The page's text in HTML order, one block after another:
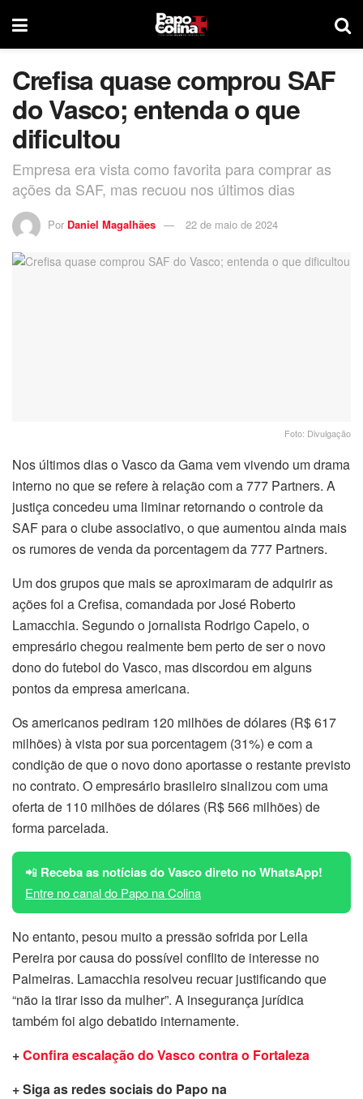
Crefisa quase comprou SAF
do Vasco; entenda o que
dificultou
Empresa era vista como favorita para comprar as
ações da SAF, mas recuou nos últimos dias
Por Daniel Magalhães 22 de maio de 2024
Foto: Divulgação
Nos últimos dias o Vasco da Gama vem vivendo um drama
interno no que se refere à relação com a 777 Partners. A
justiça concedeu uma liminar retornando o controle da
SAF para o clube associativo, o que aumentou ainda mais
os rumores de venda da porcentagem da 777 Partners.
Um dos grupos que mais se aproximaram de adquirir as
ações foi a Crefisa, comandada por José Roberto
Lamacchia. Segundo o jornalista Rodrigo Capelo, o
empresário chegou realmente bem perto de ser o novo
dono do futebol do Vasco, mas discordou em alguns
pontos da empresa americana.
Os americanos pediram 120 milhões de dólares (R$ 617
milhões) à vista por sua porcentagem (31%) e com a
condição de que o novo dono aportasse o restante previsto
no contrato. O empresário brasileiro sinalizou com uma
oferta de 110 milhões de dólares (R$ 566 milhões) de
forma parcelada.
📲 Receba as notícias do Vasco direto no WhatsApp!
Entre no canal do Papo na Colina
No entanto, pesou muito a pressão sofrida por Leila
Pereira por causa do possível conflito de interesse no
Palmeiras. Lamacchia resolveu recuar justificando que
“não ia tirar isso da mulher”. A insegurança jurídica
também foi algo debatido internamente.
+Confira escalação do Vasco contra o Fortaleza
+ Siga as redes sociais do Papo na